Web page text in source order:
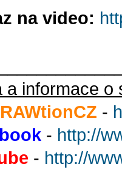
na video:
a informace
-
- http://
- http://